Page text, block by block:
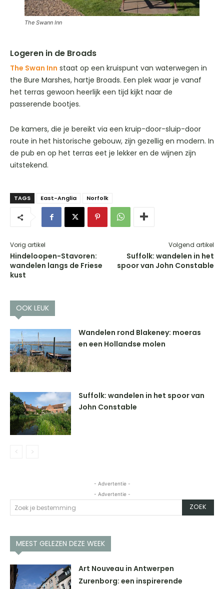
The Swann Inn
Logeren in de Broads
The Swan Inn staat op een kruispunt van waterwegen in
the Bure Marshes, hartje Broads. Een plek waar je vanaf
het terras gewoon heerlijk een tijd kijkt naar de
passerende bootjes.
De kamers, die je bereikt via een kruip-door-sluip-door
route in het historische gebouw, zijn gezellig en modern. In
de pub en op het terras eet je lekker en de wijnen zijn
uitstekend.
TAGS East-Anglia Norfolk
Vorig artikel
Hindeloopen-Stavoren:
wandelen langs de Friese
kust
Volgend artikel
Suffolk: wandelen in het
spoor van John Constable
OOK LEUK
Wandelen rond Blakeney: moeras
en een Hollandse molen
Suffolk: wandelen in het spoor van
John Constable
- Advertentie -
- Advertentie -
Zoek je bestemming ZOEK
MEEST GELEZEN DEZE WEEK
Art Nouveau in Antwerpen
Zurenborg: een inspirerende